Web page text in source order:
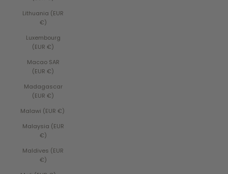
Lithuania (EUR
€)
Luxembourg
(EUR €)
Macao SAR
(EUR €)
Madagascar
(EUR €)
Malawi (EUR €)
Malaysia (EUR
€)
Maldives (EUR
€)